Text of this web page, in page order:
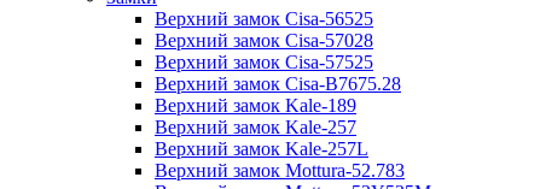
Верхний замок Cisa-56525
Верхний замок Cisa-57028
Верхний замок Cisa-57525
Верхний замок Cisa-B7675.28
Верхний замок Kale-189
Верхний замок Kale-257
Верхний замок Kale-257L
Верхний замок Mottura-52.783